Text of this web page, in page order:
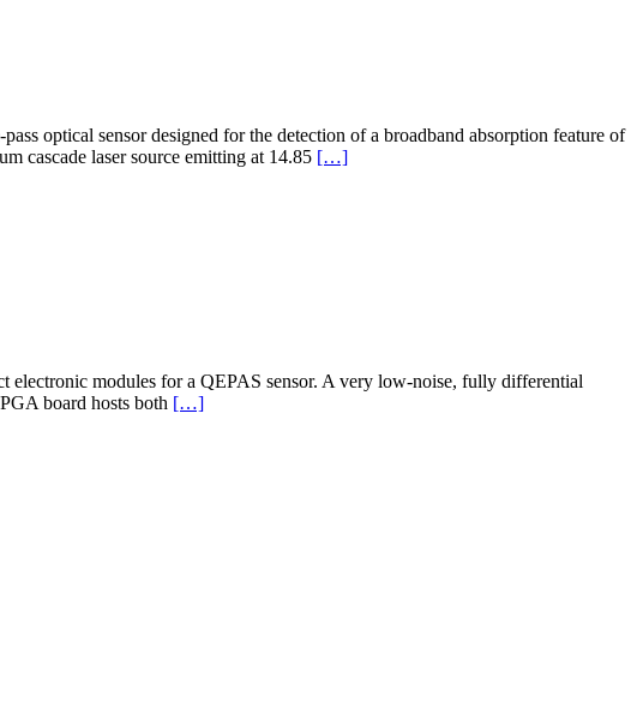
optical sensor designed for the detection of a broadband absorption feature of
cascade laser source emitting at 14.85 Leggi
Journal
[…]
electronic modules for a QEPAS sensor. A very low-noise, fully differential
board hosts both Leggi
[…]